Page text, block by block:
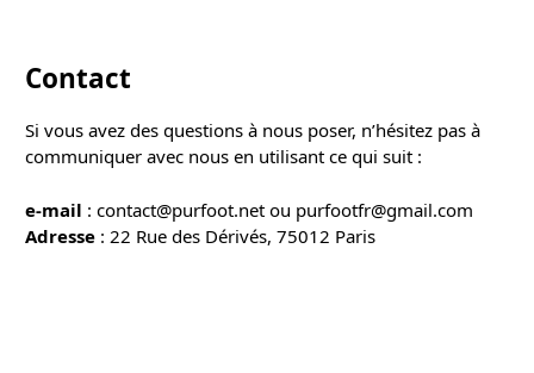
Contact
Si vous avez des questions à nous poser, n’hésitez pas à
communiquer avec nous en utilisant ce qui suit :
e-mail : contact@purfoot.net ou purfootfr@gmail.com
Adresse : 22 Rue des Dérivés, 75012 Paris